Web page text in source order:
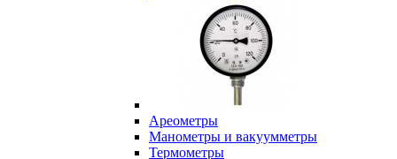
Ареометры
Манометры и вакуумметры
Термометры